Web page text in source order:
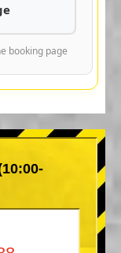
booking page